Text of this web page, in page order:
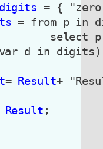
digits = {
= from p in
select
d in digits)
= Result+
Result ;